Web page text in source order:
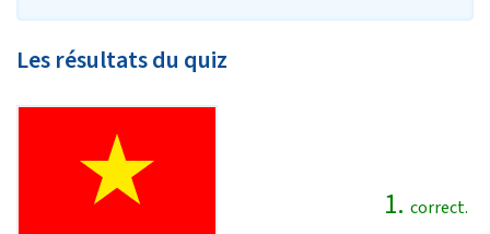
Les résultats du quiz
1. correct.